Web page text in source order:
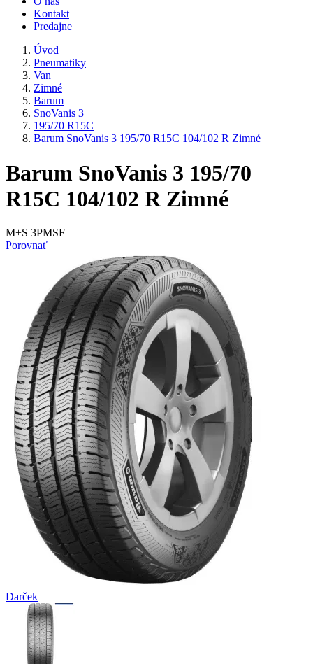
Kontakt
Predajne
Úvod
Pneumatiky
Van
Zimné
Barum
SnoVanis 3
195/70 R15C
Barum SnoVanis 3 195/70 R15C 104/102 R Zimné
Barum SnoVanis 3 195/70
R15C 104/102 R Zimné
M+S 3PMSF
Porovnať
Darček